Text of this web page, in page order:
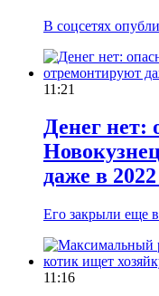
В соцсетях
11:21
Денег нет:
даже в 2022
Его закрыли еще
11:16